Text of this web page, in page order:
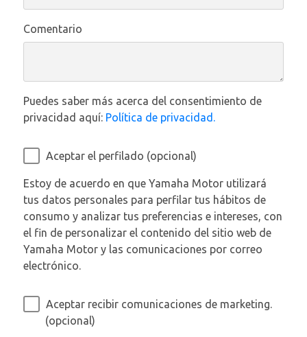
Comentario
Puedes saber más acerca del consentimiento de
privacidad aquí: Política de privacidad.
Aceptar el perfilado (opcional)
Estoy de acuerdo en que Yamaha Motor utilizará
tus datos personales para perfilar tus hábitos de
consumo y analizar tus preferencias e intereses, con
el fin de personalizar el contenido del sitio web de
Yamaha Motor y las comunicaciones por correo
electrónico.
Aceptar recibir comunicaciones de marketing.
(opcional)